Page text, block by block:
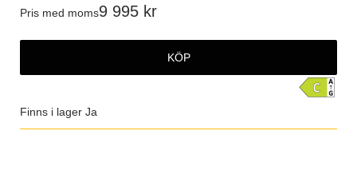
Pris med moms9 995
KÖP
Finns i lager Ja